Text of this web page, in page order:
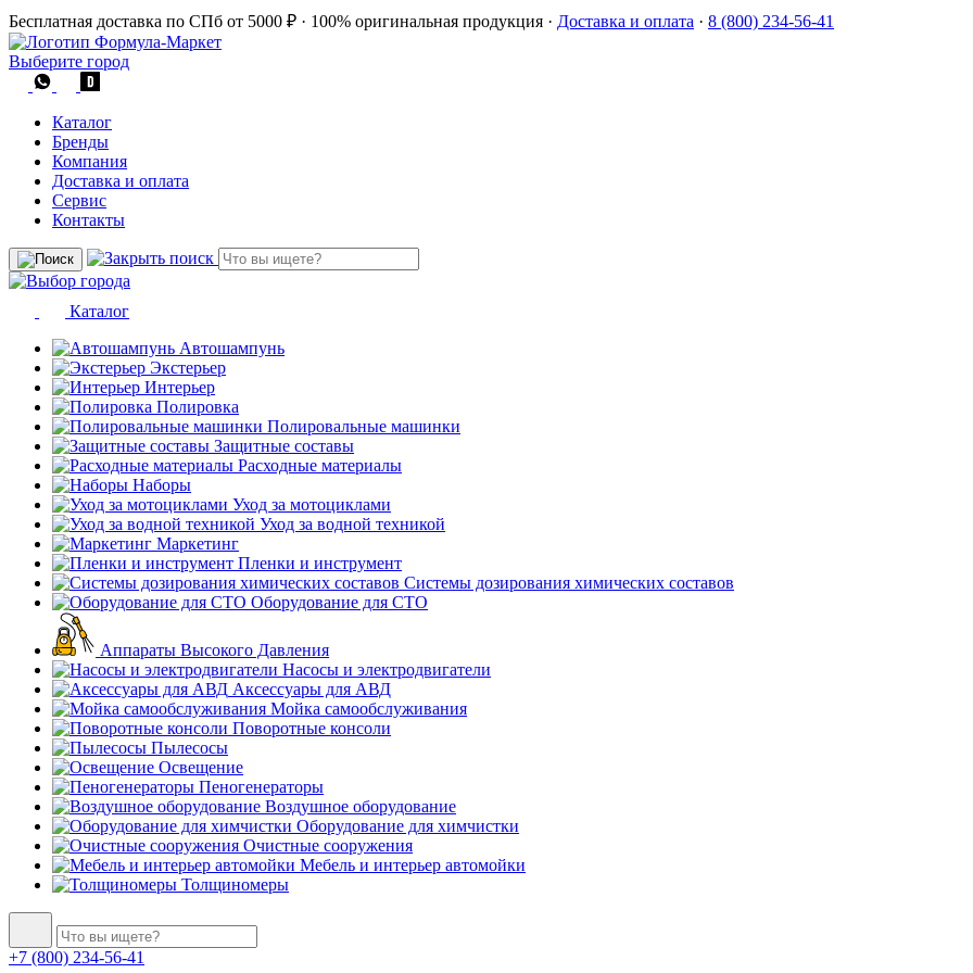
Бесплатная доставка по СПб от 5000 ₽ · 100% оригинальная продукция · Доставка и оплата · 8 (800) 234-56-41
Выберите город
Каталог
Бренды
Компания
Доставка и оплата
Сервис
Контакты
Каталог
Автошампунь
Экстерьер
Интерьер
Полировка
Полировальные машинки
Защитные составы
Расходные материалы
Наборы
Уход за мотоциклами
Уход за водной техникой
Маркетинг
Пленки и инструмент
Системы дозирования химических составов
Оборудование для СТО
Аппараты Высокого Давления
Насосы и электродвигатели
Аксессуары для АВД
Мойка самообслуживания
Поворотные консоли
Пылесосы
Освещение
Пеногенераторы
Воздушное оборудование
Оборудование для химчистки
Очистные сооружения
Мебель и интерьер автомойки
Толщиномеры
+7 (800) 234-56-41